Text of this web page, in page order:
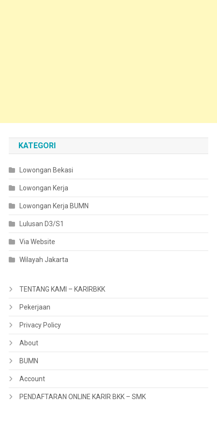
KATEGORI
Lowongan Bekasi
Lowongan Kerja
Lowongan Kerja BUMN
Lulusan D3/S1
Via Website
Wilayah Jakarta
TENTANG KAMI – KARIRBKK
Pekerjaan
Privacy Policy
About
BUMN
Account
PENDAFTARAN ONLINE KARIR BKK – SMK